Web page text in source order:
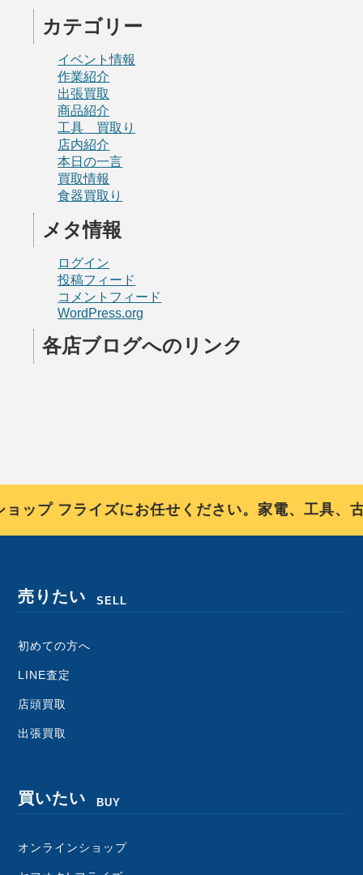
カテゴリー
イベント情報
作業紹介
出張買取
商品紹介
工具 買取り
店内紹介
本日の一言
買取情報
食器買取り
メタ情報
ログイン
投稿フィード
コメントフィード
WordPress.org
各店ブログへのリンク
プ フライズにお任せください。家電、工具、古
売りたい SELL
初めての方へ
LINE査定
店頭買取
出張買取
買いたい BUY
オンラインショップ